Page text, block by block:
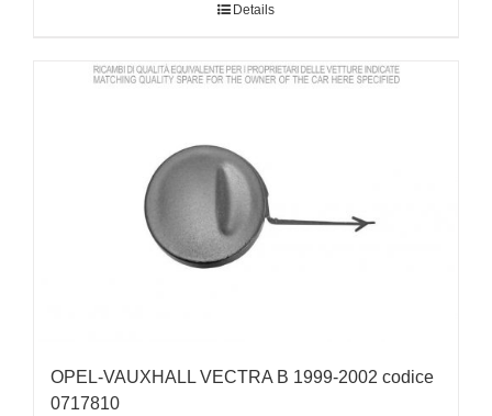
Details
OPEL-VAUXHALL VECTRA B 1999-2002 codice
0717810